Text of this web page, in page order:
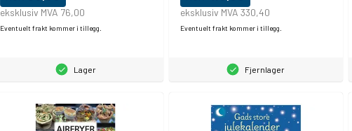
eksklusiv MVA 76,00
Eventuelt frakt kommer i tillegg.
Lager
eksklusiv MVA 330,40
Eventuelt frakt kommer i tillegg.
Fjernlager